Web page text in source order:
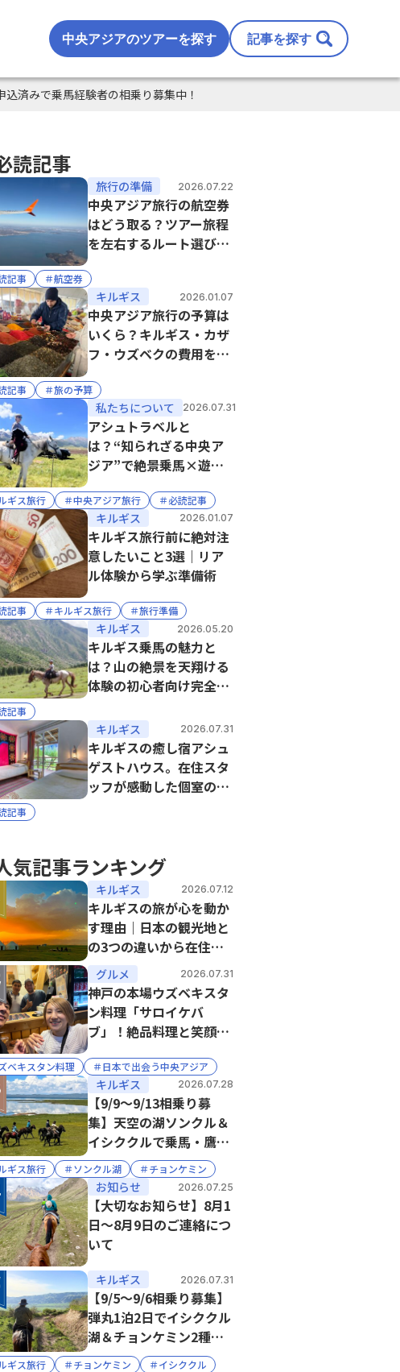
中央アジアのツアーを探す 記事を探す
済みで乗馬経験者の相乗り募集中！
読記事
旅行の準備 2026.07.22
中央アジア旅行の航空券
はどう取る？ツアー旅程
を左右するルート選びの
ポイント【最新版】
記事 ＃航空券
キルギス 2026.01.07
中央アジア旅行の予算は
いくら？キルギス・カザ
フ・ウズベクの費用を在
住者が解説
記事 ＃旅の予算
私たちについて 2026.07.31
アシュトラベルと
は？“知られざる中央ア
ジア”で絶景乗馬×遊牧
文化を届ける現地旅行会
社
ギス旅行 ＃中央アジア旅行 ＃必読記事
キルギス 2026.01.07
キルギス旅行前に絶対注
意したいこと3選｜リア
ル体験から学ぶ準備術
記事 ＃キルギス旅行 ＃旅行準備
キルギス 2026.05.20
キルギス乗馬の魅力と
は？山の絶景を天翔ける
体験の初心者向け完全ガ
記事
キルギス 2026.07.31
キルギスの癒し宿アシュ
ゲストハウス。在住スタ
ッフが感動した個室の快
記事
気記事ランキング
キルギス 2026.07.12
キルギスの旅が心を動か
す理由｜日本の観光地と
の3つの違いから在住ス
タッフが気づいたこと
グルメ 2026.07.31
神戸の本場ウズベキスタ
ン料理「サロイケバ
ブ」！絶品料理と笑顔の
おもてなしを体験
ベキスタン料理 ＃日本で出会う中央アジア
キルギス 2026.07.28
【9/9〜9/13相乗り募
集】天空の湖ソンクル＆
イシククルで乗馬・鷹
匠・峡谷ハイキング 4泊
5日※現在1名
ギス旅行 ＃ソンクル湖 ＃チョンケミン
お知らせ 2026.07.25
【大切なお知らせ】8月1
日〜8月9日のご連絡につ
いて
キルギス 2026.07.31
【9/5〜9/6相乗り募集】
弾丸1泊2日でイシククル
湖＆チョンケミン2種類
の絶景乗馬※現在2名
ギス旅行 ＃チョンケミン ＃イシククル